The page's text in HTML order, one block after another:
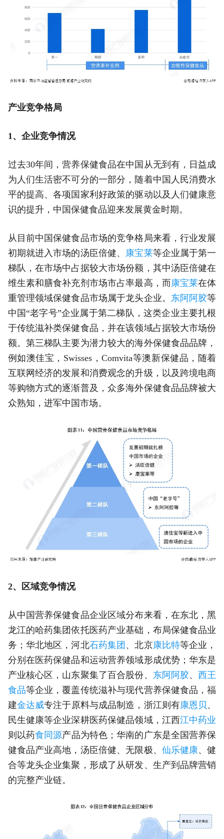
产业竞争格局
1、企业竞争情况
过去30年间，营养保健食品在中国从无到有，日益成
为人们生活密不可分的一部分，随着中国人民消费水
平的提高、各项国家利好政策的驱动以及人们健康意
识的提升，中国保健食品迎来发展黄金时期。
从目前中国保健食品市场的竞争格局来看，行业发展
初期就进入市场的汤臣倍健、 康宝莱等企业属于第一
梯队，在市场中占据较大市场份额，其中汤臣倍健在
维生素和膳食补充剂市场市占率最高，而康宝莱在体
重管理领域保健食品市场属于龙头企业。 东阿阿胶等
中国“老字号”企业属于第二梯队，这类企业主要扎根
于传统滋补类保健食品，并在该领域占据较大市场份
额。第三梯队主要为潜力较大的海外保健食品品牌，
例如澳佳宝，Swisses，Comvita等澳新保健品，随着
互联网经济的发展和消费观念的升级，以及跨境电商
等购物方式的逐渐普及，众多海外保健食品品牌被大
众熟知，进军中国市场。
2、区域竞争情况
从中国营养保健食品企业区域分布来看，在东北，黑
龙江的哈药集团依托医药产业基础，布局保健食品业
务；华北地区，河北石药集团 、北京康比特等企业，
分别在医药保健品和运动营养领域形成优势；华东是
产业核心区，山东聚集了百合股份、 东阿阿胶、西王
食品等企业，覆盖传统滋补与现代营养保健食品，福
建金达威专注于原料与成品制造，浙江则有康恩贝 、
民生健康等企业深耕医药保健品领域，江西江中药业
则以药食同源产品为特色；华南的广东是全国营养保
健食品产业高地，汤臣倍健、无限极、 仙乐健康、健
合等龙头企业集聚，形成了从研发、生产到品牌营销
的完整产业链。